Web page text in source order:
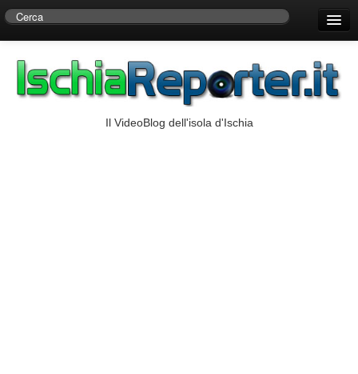
Centro di Ricerche Storiche D’Ambra
Il VideoBlog dell'isola d'Ischia